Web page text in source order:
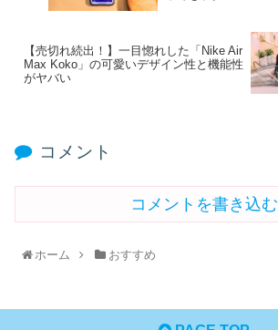
【売切れ続出！】一目惚れした「Nike Air
Max Koko」の可愛いデザイン性と機能性
がヤバい
コメント
コメントを書き込む
ホーム おすすめ